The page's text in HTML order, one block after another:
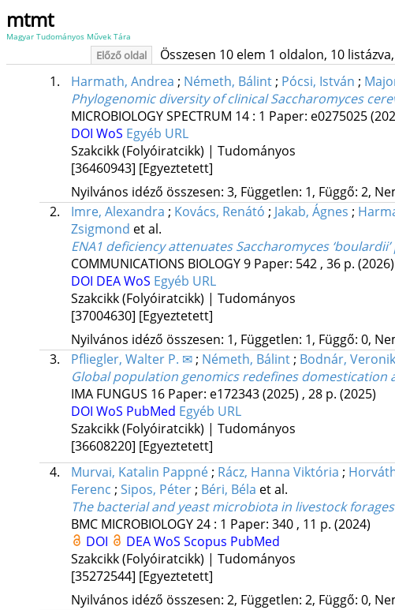
mtmt
Magyar Tudományos Művek Tára
Előző oldal Összesen 10 elem 1 oldalon, 10
1. Harmath, Andrea ; Németh, Bálint; Pócsi, István ;
Phylogenomic diversity of clinical Saccharomyces
MICROBIOLOGY SPECTRUM 14: 1 Paper: e0275025
DOI WoS Egyéb URL
Szakcikk (Folyóiratcikk) | Tudományos
[36460943] [Egyeztetett]
Nyilvános idéző összesen: 3, Független: 1, Függő: 2,
2.
Imre, Alexandra ; Kovács, Renátó ; Jakab, Ágnes ;
Zsigmond et al.
ENA1 deficiency attenuates Saccharomyces
COMMUNICATIONS BIOLOGY9 Paper: 542 , 36 p. (2026)
DOI DEAWoS Egyéb URL
Szakcikk (Folyóiratcikk) | Tudományos
[37004630] [Egyeztetett]
Nyilvános idéző összesen: 1, Független: 1, Függő: 0,
3.
Pfliegler, Walter P. ✉; Németh, Bálint; Bodnár,
Global population genomics redefines domestication
IMA FUNGUS 16 Paper: e172343 (2025) , 28 p. (2025)
DOI WoS PubMed Egyéb URL
Szakcikk (Folyóiratcikk) | Tudományos
[36608220] [Egyeztetett]
4.
Murvai, Katalin Pappné; Rácz, Hanna Viktória ;
Ferenc ; Sipos, Péter; Béri, Béla et al.
The bacterial and yeast microbiota in livestock
BMC MICROBIOLOGY24: 1 Paper: 340 , 11 p. (2024)
DOI
DEAWoS Scopus PubMed
Szakcikk (Folyóiratcikk) | Tudományos
[35272544] [Egyeztetett]
Nyilvános idéző összesen: 2, Független: 2, Függő: 0,